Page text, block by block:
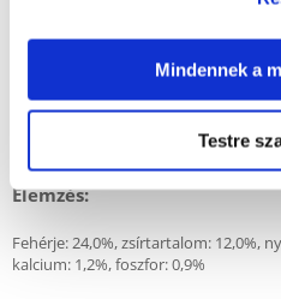
Mindennek a
Testre
mg, cink (cink-aminosav-kelátként,
kalcium-jodid formájában): 2 mg,
0,2 mg, antioxidánsok
Elemzés:
Fehérje: 24,0%, zsírtartalom: 12,0%,
kalcium: 1,2%, foszfor: 0,9%